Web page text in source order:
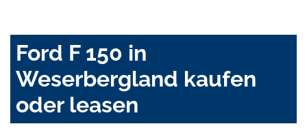
Ford F 150 in
Weserbergland kaufen
oder leasen